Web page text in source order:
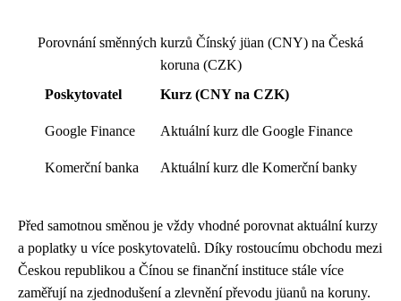
Porovnání směnných kurzů Čínský jüan (CNY) na Česká
koruna (CZK)
Poskytovatel
Kurz (CNY na CZK)
Google Finance Aktuální kurz dle Google Finance
Komerční banka Aktuální kurz dle Komerční banky
Před samotnou směnou je vždy vhodné porovnat aktuální kurzy
a poplatky u více poskytovatelů. Díky rostoucímu obchodu mezi
Českou republikou a Čínou se finanční instituce stále více
zaměřují na zjednodušení a zlevnění převodu jüanů na koruny.